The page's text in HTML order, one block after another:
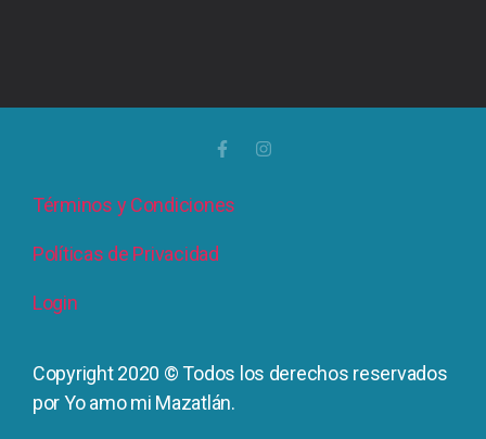
Términos y Condiciones
Políticas de Privacidad
Login
Copyright 2020 © Todos los derechos reservados
por Yo amo mi Mazatlán.